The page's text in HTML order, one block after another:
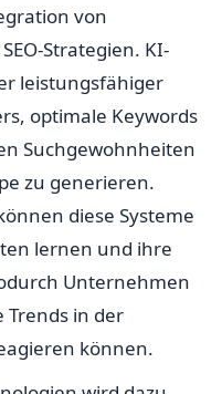
von
Strategien. KI-
leistungsfähiger
optimale Keywords
Suchgewohnheiten
zu generieren.
diese Systeme
lernen und ihre
Unternehmen
in der
können.